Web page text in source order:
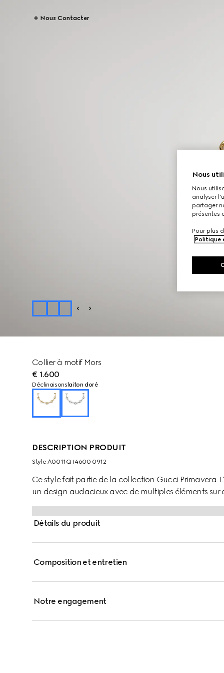
Nous Contacter
Collier à motif Mors
€ 1.600
Déclinaisons laiton doré
DESCRIPTION PRODUIT
Style ‎A0011Q I4600 0912
Ce style fait partie de la collection Gucci Primavera.
un design audacieux avec de multiples éléments sur
Détails du produit
Composition et entretien
Notre engagement
Nous
Nous
analyser
partager
présentes
Pour plus
Politique